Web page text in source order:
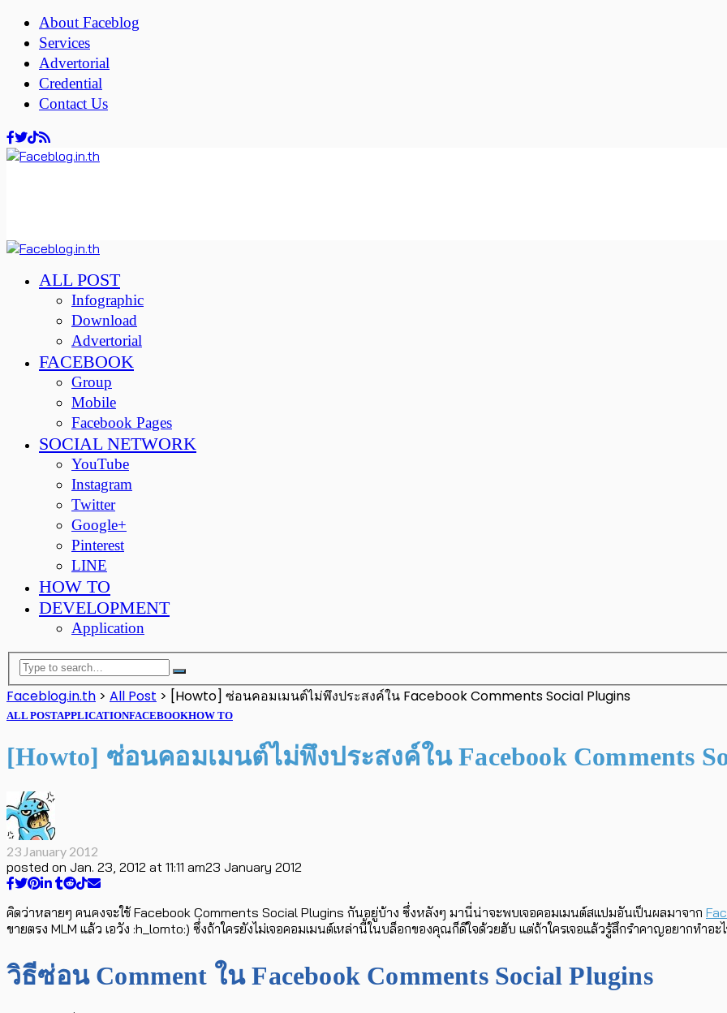
About Faceblog
Services
Advertorial
Credential
Contact Us
ALL POST
Infographic
Download
Advertorial
FACEBOOK
Group
Mobile
Facebook Pages
SOCIAL NETWORK
YouTube
Instagram
Twitter
Google+
Pinterest
LINE
HOW TO
DEVELOPMENT
Application
Faceblog.in.th > All Post > [Howto] ซ่อนคอมเมนต์ไม่พึงประสงค์ใน Facebook Comments Social Plugins
ALL POSTAPPLICATIONFACEBOOKHOW TO
[Howto] ซ่อนคอมเมนต์ไม่พึงประสงค์ใน Facebook Comments
23 January 2012
posted on Jan. 23, 2012 at 11:11 am23 January 2012
คิดว่าหลายๆ คนคงจะใช้ Facebook Comments Social Plugins กันอยู่บ้าง ซึ่งหลังๆ มานี่น่าจะพบเจอคอมเมนต์สแปมอันเป็นผลมาจาก
ขายตรง MLM แล้ว เอวัง :h_lomto:) ซึ่งถ้าใครยังไม่เจอคอมเมนต์เหล่านี้ในบล็อกของคุณก็ดีใจด้วยฮับ แต่ถ้าใครเจอแล้วรู้สึกรำคาญอยากทำ
วิธีซ่อน Comment ใน Facebook Comments Social Plugins